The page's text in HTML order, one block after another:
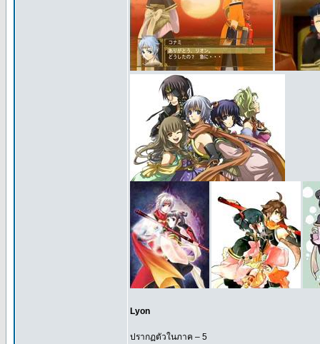
Lyon
ปรากฏตัวในภาค – 5